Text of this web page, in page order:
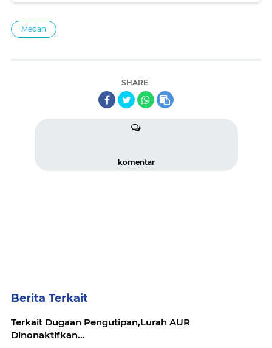
Medan
SHARE
komentar
Berita Terkait
Terkait Dugaan Pengutipan,Lurah AUR
Dinonaktifkan...